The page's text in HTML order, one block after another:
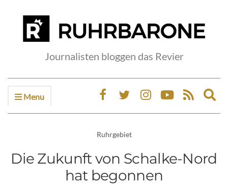
Journalisten bloggen das Revier
Menu
Ruhrgebiet
Die Zukunft von Schalke-Nord
hat begonnen